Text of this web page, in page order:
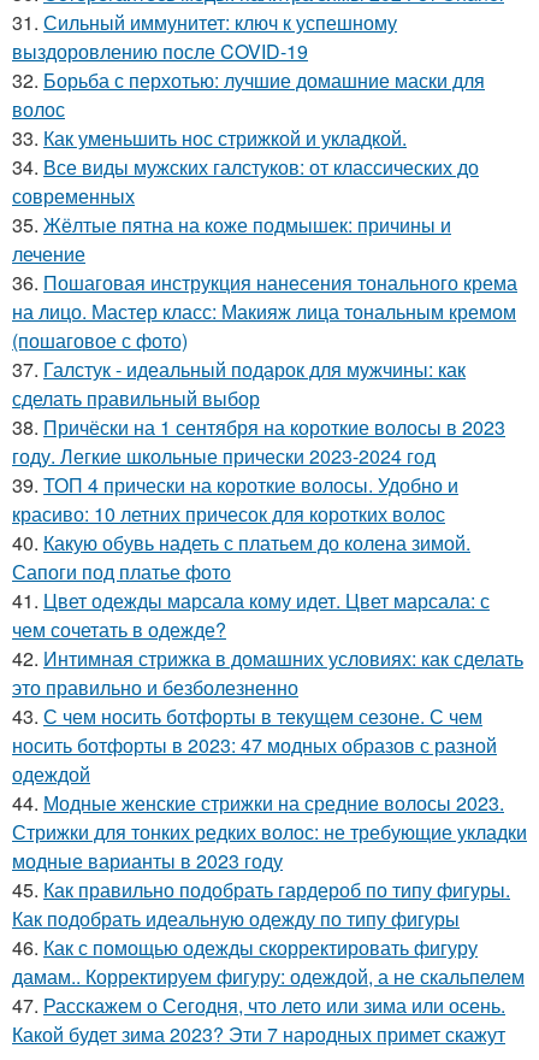
31. Сильный иммунитет: ключ к успешному
выздоровлению после COVID-19
32. Борьба с перхотью: лучшие домашние маски для
волос
33. Как уменьшить нос стрижкой и укладкой.
34. Все виды мужских галстуков: от классических до
современных
35. Жёлтые пятна на коже подмышек: причины и
лечение
36. Пошаговая инструкция нанесения тонального крема
на лицо. Мастер класс: Макияж лица тональным кремом
(пошаговое с фото)
37. Галстук - идеальный подарок для мужчины: как
сделать правильный выбор
38. Причёски на 1 сентября на короткие волосы в 2023
году. Легкие школьные прически 2023-2024 год
39. ТОП 4 прически на короткие волосы. Удобно и
красиво: 10 летних причесок для коротких волос
40. Какую обувь надеть с платьем до колена зимой.
Сапоги под платье фото
41. Цвет одежды марсала кому идет. Цвет марсала: с
чем сочетать в одежде?
42. Интимная стрижка в домашних условиях: как сделать
это правильно и безболезненно
43. С чем носить ботфорты в текущем сезоне. С чем
носить ботфорты в 2023: 47 модных образов с разной
одеждой
44. Модные женские стрижки на средние волосы 2023.
Стрижки для тонких редких волос: не требующие укладки
модные варианты в 2023 году
45. Как правильно подобрать гардероб по типу фигуры.
Как подобрать идеальную одежду по типу фигуры
46. Как с помощью одежды скорректировать фигуру
дамам.. Корректируем фигуру: одеждой, а не скальпелем
47. Расскажем о Сегодня, что лето или зима или осень.
Какой будет зима 2023? Эти 7 народных примет скажут